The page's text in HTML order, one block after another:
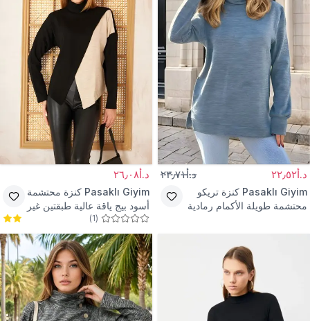
د.أ٢٢٫٥٢ د.أ٢٣٫٧١
Pasaklı Giyim كنزة تريكو
محتشمة طويلة الأكمام رمادية
د.أ٢٦٫٠٨
Pasaklı Giyim كنزة محتشمة
أسود بيج ياقة عالية طبقتين غير
متماثلة بأكمام طويلة
(
1
)